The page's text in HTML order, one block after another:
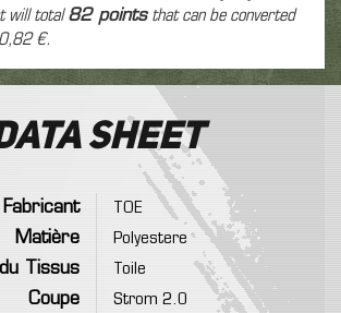
will total82pointsthat can be converted
0,82 €.
sheet
Fabricant
TOE
Matière
Polyestere
Tissus
Toile
Coupe
Strom 2.0